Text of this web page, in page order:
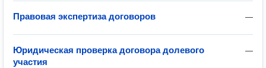
—
Правовая экспертиза договоров
—
Юридическая проверка договора долевого
участия